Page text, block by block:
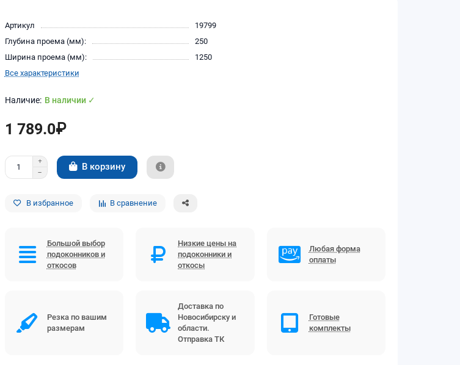
Артикул
19799
Глубина проема (мм):
250
Ширина проема (мм):
1250
Все характеристики
В наличии ✓
1 789.0₽
В корзину
В избранное В сравнение
Большой выбор
подоконников и
откосов
Низкие цены на
подоконники и
откосы
Любая форма
оплаты
Резка по вашим
размерам
Доставка по
Новосибирску и
области.
Отправка ТК
Готовые
комплекты